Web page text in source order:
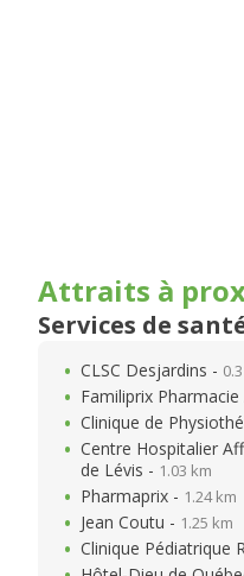
Attraits à
Services de
CLSC Desjardins -
Familiprix
Clinique de
Centre Hospitalier
de Lévis - 1.03 km
Pharmaprix - 1.24 km
Jean Coutu - 1.25 km
Clinique Pédiatrique